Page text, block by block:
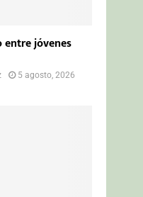
entre jóvenes
5 agosto, 2026